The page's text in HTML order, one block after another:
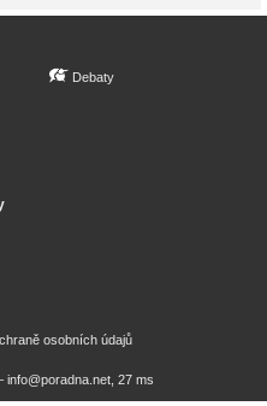
Debaty
osobních údajů
info@poradna.net, 27 ms